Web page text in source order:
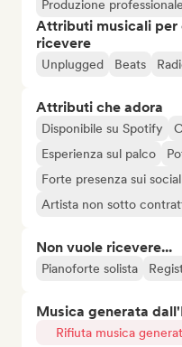
Produzione professionale
Attributi musicali per
ricevere
Unplugged Beats
Attributi che adora
Disponibile su Spotify
Esperienza sul palco
Forte presenza sui
Artista non sotto
Non vuole ricevere...
Pianoforte solista
Musica generata
Rifiuta musica